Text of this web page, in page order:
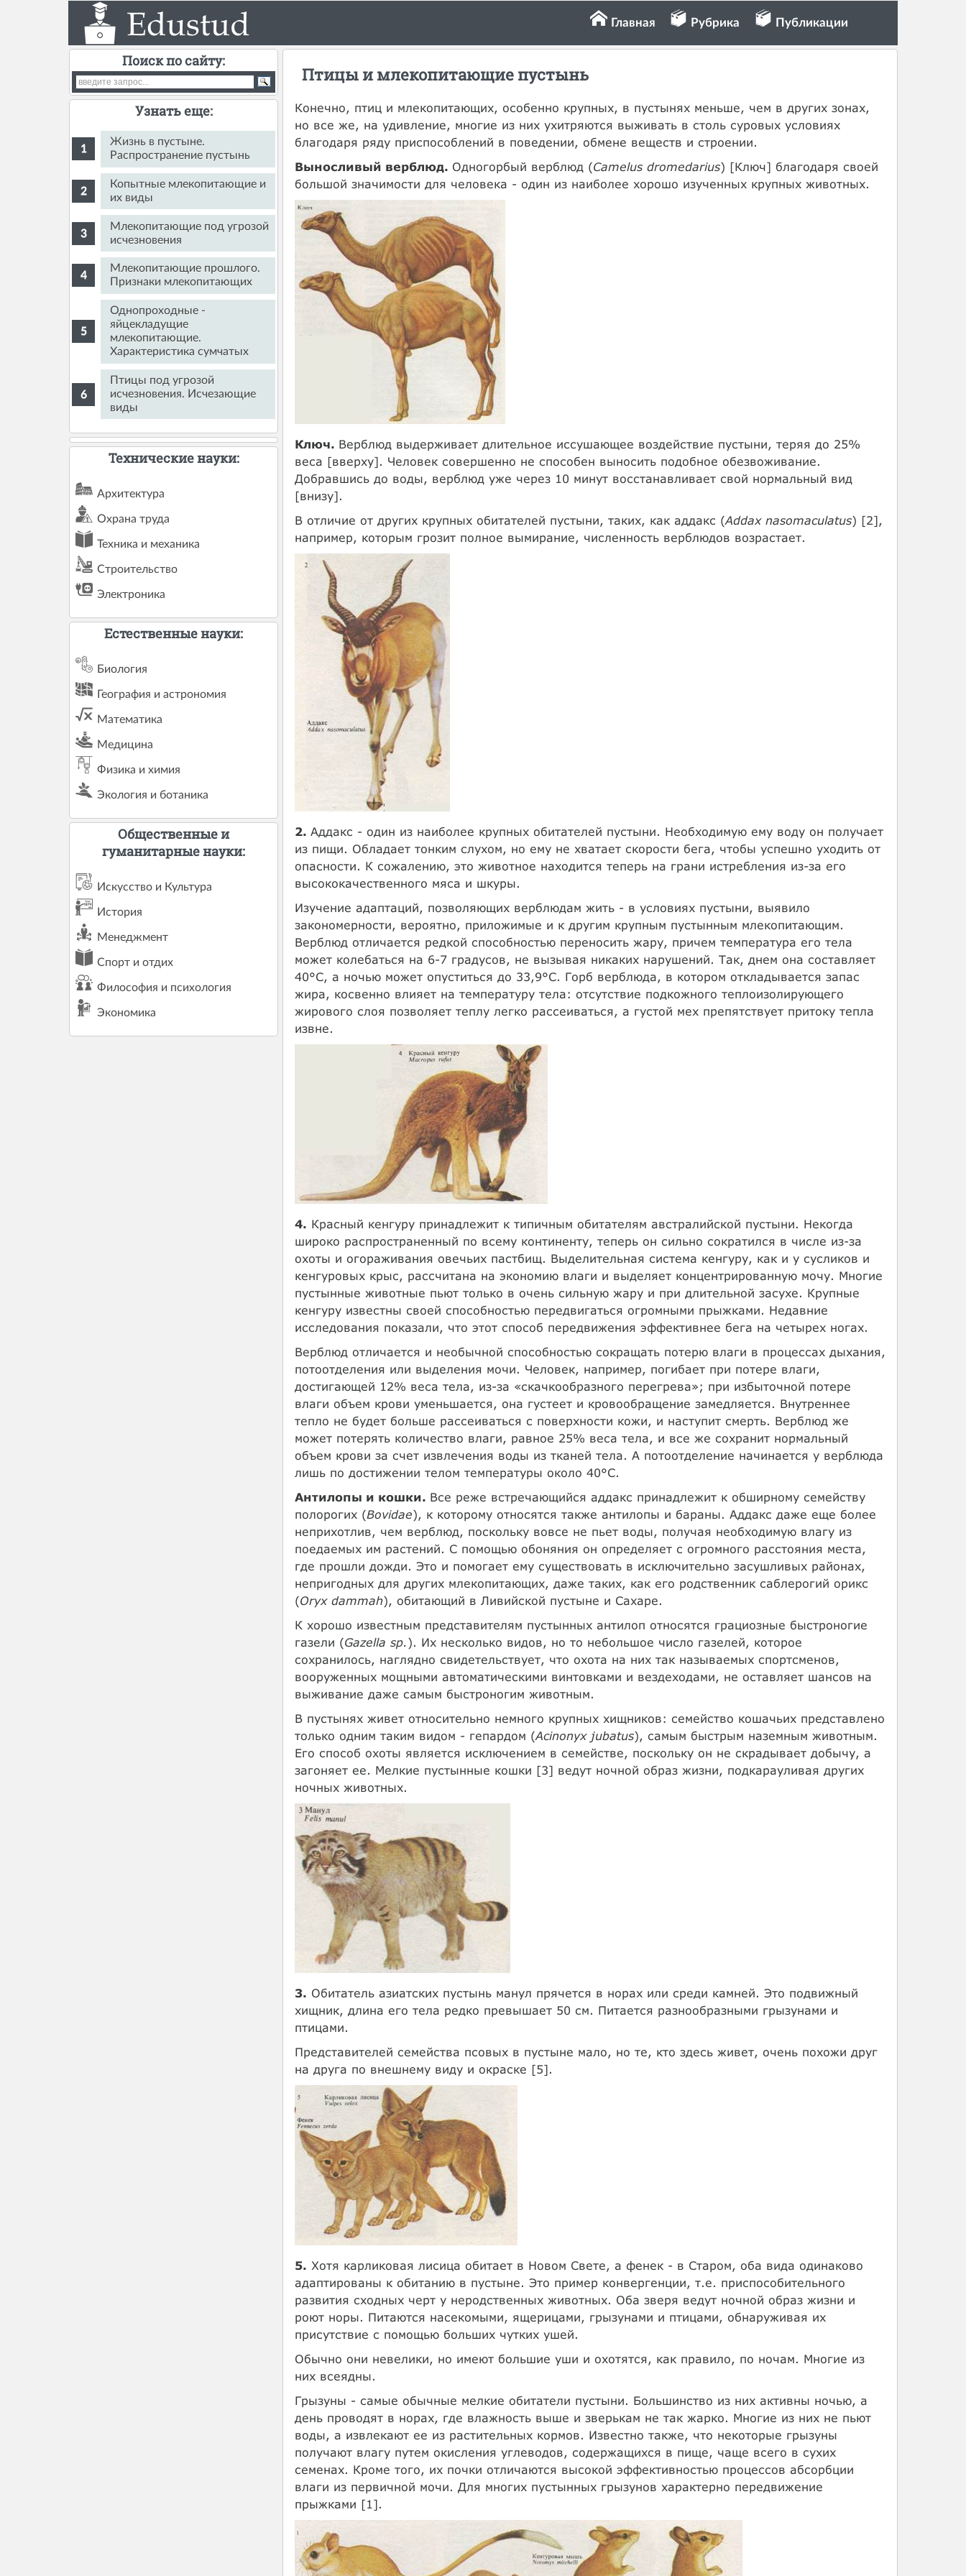
Главная Рубрика Публикации
Птицы и млекопитающие пустынь
Конечно, птиц и млекопитающих, особенно крупных, в пустынях меньше, чем в других зонах,
но все же, на удивление, многие из них ухитряются выживать в столь суровых условиях
благодаря ряду приспособлений в поведении, обмене веществ и строении.
Выносливый верблюд. Одногорбый верблюд (Camelus dromedarius) [Ключ] благодаря своей
большой значимости для человека - один из наиболее хорошо изученных крупных животных.
Ключ. Верблюд выдерживает длительное иссушающее воздействие пустыни, теряя до 25%
веса [вверху]. Человек совершенно не способен выносить подобное обезвоживание.
Добравшись до воды, верблюд уже через 10 минут восстанавливает свой нормальный вид
[внизу].
В отличие от других крупных обитателей пустыни, таких, как аддакс (Addax nasomaculatus) [2],
например, которым грозит полное вымирание, численность верблюдов возрастает.
2. Аддакс - один из наиболее крупных обитателей пустыни. Необходимую ему воду он получает
из пищи. Обладает тонким слухом, но ему не хватает скорости бега, чтобы успешно уходить от
опасности. К сожалению, это животное находится теперь на грани истребления из-за его
высококачественного мяса и шкуры.
Изучение адаптаций, позволяющих верблюдам жить - в условиях пустыни, выявило
закономерности, вероятно, приложимые и к другим крупным пустынным млекопитающим.
Верблюд отличается редкой способностью переносить жару, причем температура его тела
может колебаться на 6-7 градусов, не вызывая никаких нарушений. Так, днем она составляет
40°С, а ночью может опуститься до 33,9°С. Горб верблюда, в котором откладывается запас
жира, косвенно влияет на температуру тела: отсутствие подкожного теплоизолирующего
жирового слоя позволяет теплу легко рассеиваться, а густой мех препятствует притоку тепла
извне.
4. Красный кенгуру принадлежит к типичным обитателям австралийской пустыни. Некогда
широко распространенный по всему континенту, теперь он сильно сократился в числе из-за
охоты и огораживания овечьих пастбищ. Выделительная система кенгуру, как и у сусликов и
кенгуровых крыс, рассчитана на экономию влаги и выделяет концентрированную мочу. Многие
пустынные животные пьют только в очень сильную жару и при длительной засухе. Крупные
кенгуру известны своей способностью передвигаться огромными прыжками. Недавние
исследования показали, что этот способ передвижения эффективнее бега на четырех ногах.
Верблюд отличается и необычной способностью сокращать потерю влаги в процессах дыхания,
потоотделения или выделения мочи. Человек, например, погибает при потере влаги,
достигающей 12% веса тела, из-за «скачкообразного перегрева»; при избыточной потере
влаги объем крови уменьшается, она густеет и кровообращение замедляется. Внутреннее
тепло не будет больше рассеиваться с поверхности кожи, и наступит смерть. Верблюд же
может потерять количество влаги, равное 25% веса тела, и все же сохранит нормальный
объем крови за счет извлечения воды из тканей тела. А потоотделение начинается у верблюда
лишь по достижении телом температуры около 40°С.
Антилопы и кошки. Все реже встречающийся аддакс принадлежит к обширному семейству
полорогих (Bovidae), к которому относятся также антилопы и бараны. Аддакс даже еще более
неприхотлив, чем верблюд, поскольку вовсе не пьет воды, получая необходимую влагу из
поедаемых им растений. С помощью обоняния он определяет с огромного расстояния места,
где прошли дожди. Это и помогает ему существовать в исключительно засушливых районах,
непригодных для других млекопитающих, даже таких, как его родственник саблерогий орикс
(Oryx dammah), обитающий в Ливийской пустыне и Сахаре.
К хорошо известным представителям пустынных антилоп относятся грациозные быстроногие
газели (Gazella sp.). Их несколько видов, но то небольшое число газелей, которое
сохранилось, наглядно свидетельствует, что охота на них так называемых спортсменов,
вооруженных мощными автоматическими винтовками и вездеходами, не оставляет шансов на
выживание даже самым быстроногим животным.
В пустынях живет относительно немного крупных хищников: семейство кошачьих представлено
только одним таким видом - гепардом (Acinonyx jubatus), самым быстрым наземным животным.
Его способ охоты является исключением в семействе, поскольку он не скрадывает добычу, а
загоняет ее. Мелкие пустынные кошки [3] ведут ночной образ жизни, подкарауливая других
ночных животных.
3. Обитатель азиатских пустынь манул прячется в норах или среди камней. Это подвижный
хищник, длина его тела редко превышает 50 см. Питается разнообразными грызунами и
птицами.
Представителей семейства псовых в пустыне мало, но те, кто здесь живет, очень похожи друг
на друга по внешнему виду и окраске [5].
5. Хотя карликовая лисица обитает в Новом Свете, а фенек - в Старом, оба вида одинаково
адаптированы к обитанию в пустыне. Это пример конвергенции, т.е. приспособительного
развития сходных черт у неродственных животных. Оба зверя ведут ночной образ жизни и
роют норы. Питаются насекомыми, ящерицами, грызунами и птицами, обнаруживая их
присутствие с помощью больших чутких ушей.
Обычно они невелики, но имеют большие уши и охотятся, как правило, по ночам. Многие из
них всеядны.
Грызуны - самые обычные мелкие обитатели пустыни. Большинство из них активны ночью, а
день проводят в норах, где влажность выше и зверькам не так жарко. Многие из них не пьют
воды, а извлекают ее из растительных кормов. Известно также, что некоторые грызуны
получают влагу путем окисления углеводов, содержащихся в пище, чаще всего в сухих
семенах. Кроме того, их почки отличаются высокой эффективностью процессов абсорбции
влаги из первичной мочи. Для многих пустынных грызунов характерно передвижение
прыжками [1].
Поиск по сайту:
Узнать еще:
Жизнь в пустыне.
Распространение пустынь
Копытные млекопитающие и
их виды
Млекопитающие под угрозой
исчезновения
Млекопитающие прошлого.
Признаки млекопитающих
Однопроходные -
яйцекладущие
млекопитающие.
Характеристика сумчатых
Птицы под угрозой
исчезновения. Исчезающие
виды
Технические науки:
Архитектура
Охрана труда
Техника и механика
Строительство
Электроника
Естественные науки:
Биология
География и астрономия
Математика
Медицина
Физика и химия
Экология и ботаника
Общественные и
гуманитарные науки:
Искусство и Культура
История
Менеджмент
Спорт и отдих
Философия и психология
Экономика